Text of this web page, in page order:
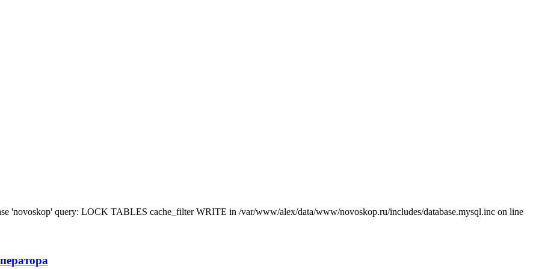
'novoskop' query: LOCK TABLES cache_filter WRITE in /var/www/alex/data/www/novoskop.ru/includes/database.mysql.inc on line